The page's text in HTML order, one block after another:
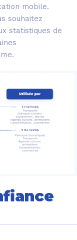
mobile.
souhaitez
statistiques de